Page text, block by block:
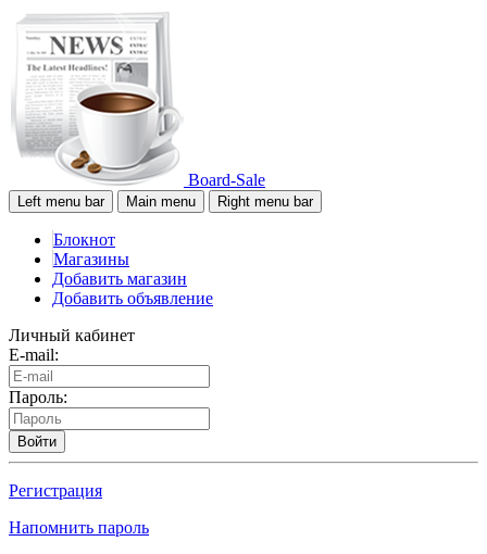
Board-Sale
Left menu bar Main menu Right menu bar
Блокнот
Магазины
Добавить магазин
Добавить объявление
Личный кабинет
E-mail:
Пароль:
Войти
Регистрация
Напомнить пароль